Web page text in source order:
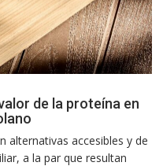
de la proteína en
accesibles y de
a la par que resultan